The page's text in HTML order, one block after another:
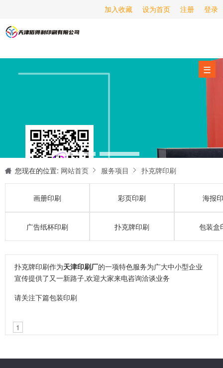
登录
注册
设为首页
加入收藏
☰
海报印刷
服务项目
新闻动态
关于我们
联系我们
您现在的位置: 网站首页 服务项目 扑克牌印刷
画册印刷 彩页印刷 海报
广告纸杯印刷 扑克牌印刷 包装盒
扑克牌印刷作为天津印刷厂的一项特色服务为广大中小型企业
宣传提供了又一新路子,欢迎大家来电咨询洽谈业务
请关注下篇包装印刷
1